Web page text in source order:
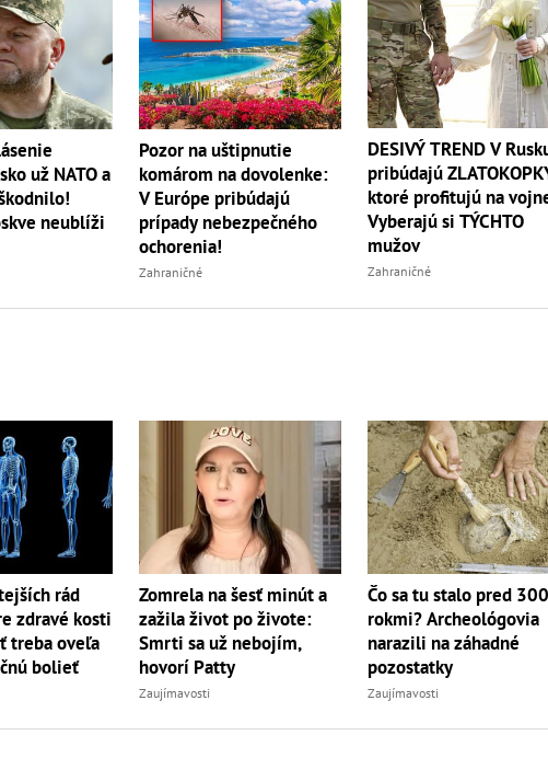
už NATO a
neublíži
Pozor na uštipnutie
komárom na dovolenke:
V Európe pribúdajú
prípady nebezpečného
ochorenia!
Zahraničné
DESIVÝ TREND V
pribúdajú
ktoré profitujú na
Vyberajú si TÝCHTO
mužov
Zahraničné
rád
zdravé kosti
treba oveľa
bolieť
Zomrela na šesť minút a
zažila život po živote:
Smrti sa už nebojím,
hovorí Patty
Zaujímavosti
Čo sa tu stalo pred
rokmi? Archeológovia
narazili na záhadné
pozostatky
Zaujímavosti